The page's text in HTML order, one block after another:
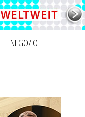
NEGOZIO